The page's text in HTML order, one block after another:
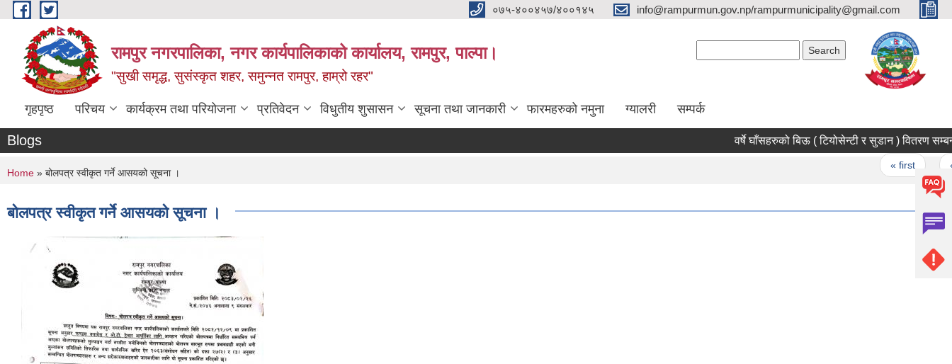
Skip to main content ०७५-४००४५७/४००१४५ info@rampurmun.gov.np/rampurmunicipality@gmail.com
रामपुर नगरपालिका, नगर कार्यपालिकाको कार्यालय, रामपुर, पाल्पा।
"सुखी समृद्ध, सुसंस्कृत शहर, समुन्नत रामपुर, हाम्रो रहर"
गृहपृष्ठ परिचय कार्यक्रम तथा परियोजना प्रतिवेदन विधुतीय शुसासन सूचना तथा जानकारी फारमहरुको नमुना ग्यालरी सम्पर्क
Blogs वर्षे घाँसहरुको बिऊ ( टियोसेन्टी र
« first ‹
You are here
Home » बोलपत्र स्वीकृत गर्ने आसयको सूचना ।
बोलपत्र स्वीकृत गर्ने आसयको सूचना ।